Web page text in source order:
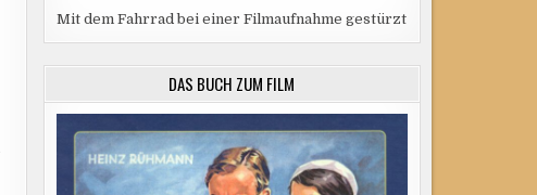
Mit dem Fahrrad bei einer Filmaufnahme gestürzt
DAS BUCH ZUM FILM